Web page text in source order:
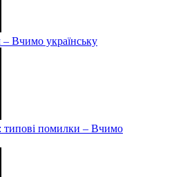
Вчимо українську
типові помилки – Вчимо